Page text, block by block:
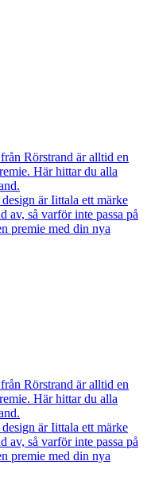
Rörstrand är alltid en
Här hittar du alla
är Iittala ett märke
av, så varför inte passa på
premie med din nya
Rörstrand är alltid en
Här hittar du alla
är Iittala ett märke
av, så varför inte passa på
premie med din nya